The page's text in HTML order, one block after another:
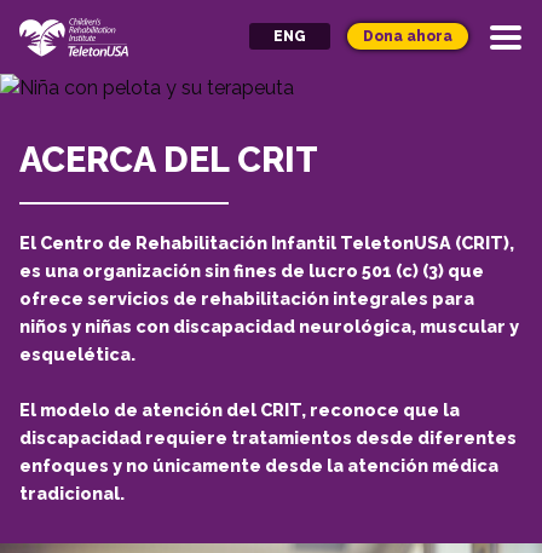
ENG Dona ahora
ACERCA DEL CRIT
El Centro de Rehabilitación Infantil TeletonUSA (CRIT),
es una organización sin fines de lucro 501 (c) (3) que
ofrece servicios de rehabilitación integrales para
niños y niñas con discapacidad neurológica, muscular y
esquelética.
El modelo de atención del CRIT, reconoce que la
discapacidad requiere tratamientos desde diferentes
enfoques y no únicamente desde la atención médica
tradicional.